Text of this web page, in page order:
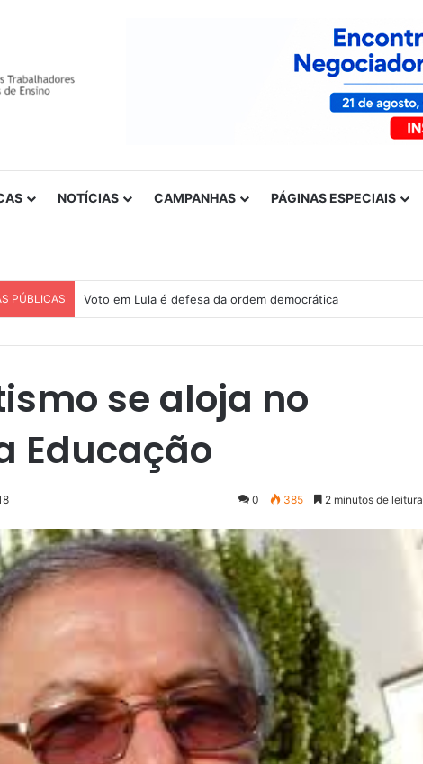
NOTÍCIAS CAMPANHAS PÁGINAS ESPECIAIS
PÚBLICAS Voto em Lula é defesa da ordem democrática
se aloja no
Educação
0 385 2 minutos de leitura